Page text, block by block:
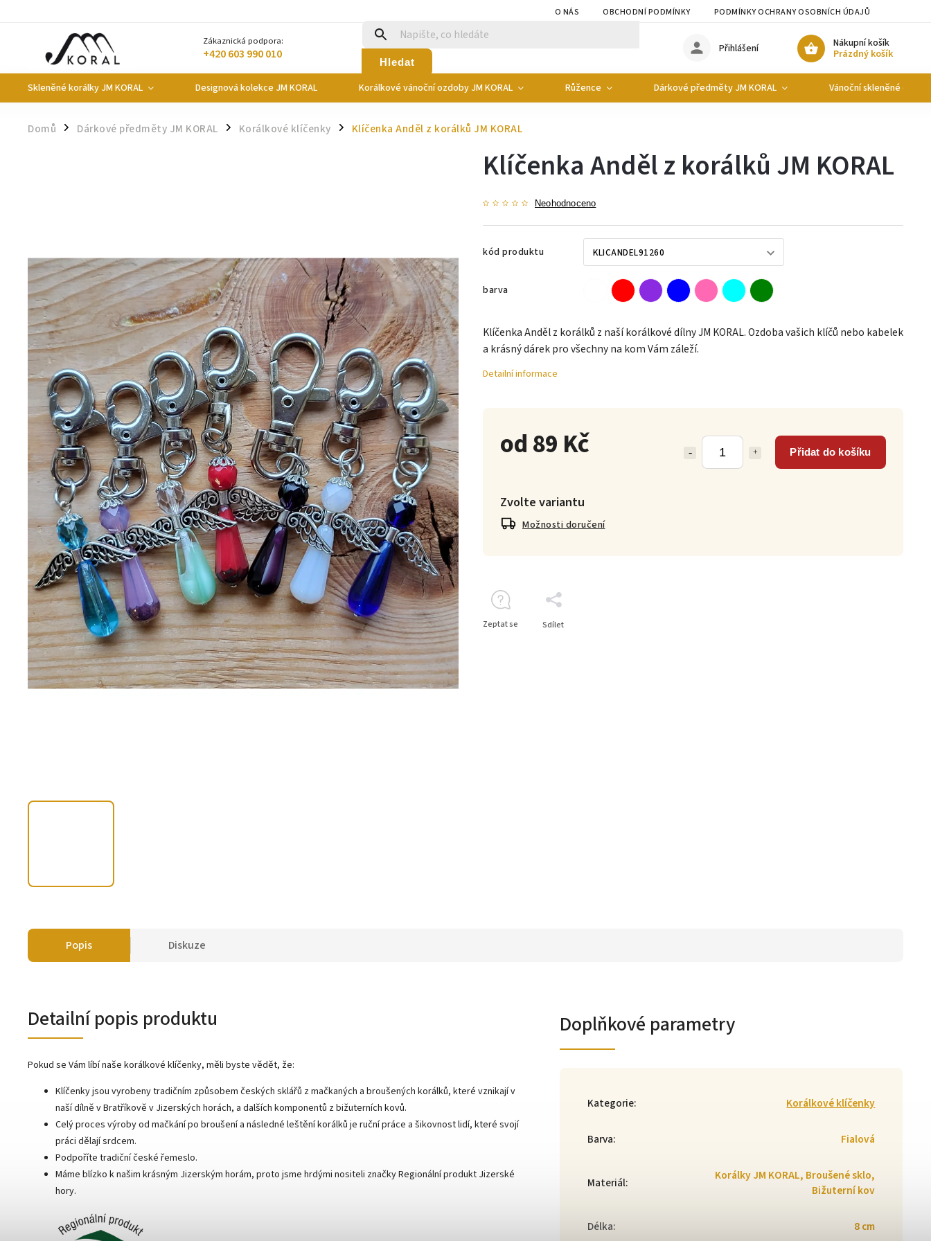
O NÁS OBCHODNÍ PODMÍNKY PODMÍNKY OCHRANY OSOBNÍCH ÚDAJŮ
Zákaznická podpora:
+420 603 990 010 Hledat
Nákupní košík
Prázdný košík
Přihlášení
Skleněné korálky JM KORAL Designová kolekce JM KORAL Korálkové vánoční ozdoby JM KORAL Růžence Dárkové předměty JM KORAL Vánoční skleněné
Domů / Dárkové předměty JM KORAL / Korálkové klíčenky / Klíčenka Anděl z korálků JM KORAL
od89 Kč Přidat do košíku
Zvolte variantu
Možnosti doručení
Klíčenka Anděl z korálků JM KORAL
Neohodnoceno
kód produktu
barva
Klíčenka Anděl z korálků z naší korálkové dílny JM KORAL. Ozdoba vašich klíčů nebo kabelek
a krásný dárek pro všechny na kom Vám záleží.
Detailní informace
Zeptat se Sdílet
Popis Diskuze
Detailní popis produktu
Pokud se Vám líbí naše korálkové klíčenky, měli byste vědět, že:
Klíčenky jsou vyrobeny tradičním způsobem českých sklářů z mačkaných a broušených korálků, které vznikají v
naší dílně v Bratříkově v Jizerských horách, a dalších komponentů z bižuterních kovů.
Celý proces výroby od mačkání po broušení a následné leštění korálků je ruční práce a šikovnost lidí, které svojí
práci dělají srdcem.
Podpoříte tradiční české řemeslo.
Máme blízko k našim krásným Jizerským horám, proto jsme hrdými nositeli značky Regionální produkt Jizerské
hory.
Doplňkové parametry
Kategorie: Korálkové klíčenky
Barva: Fialová
Materiál:
Korálky JM KORAL, Broušené sklo,
Bižuterní kov
Délka: 8 cm